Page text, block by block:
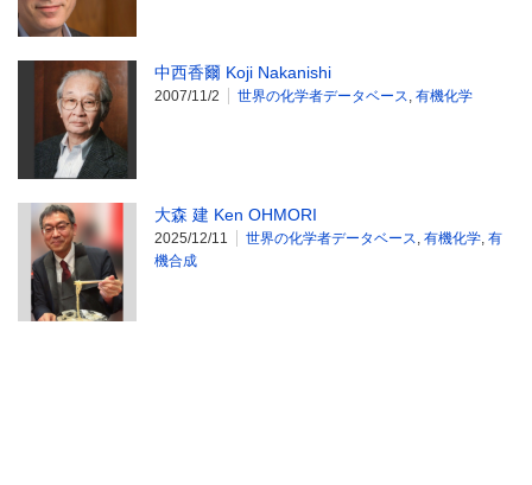
中西香爾 Koji Nakanishi
2007/11/2 世界の化学者データベース 有機化学
大森 建 Ken OHMORI
2025/12/11 世界の化学者データベース 有機化学 有
機合成